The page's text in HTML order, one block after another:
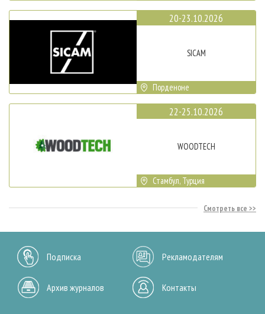
20-23.10.2026
SICAM
Порденоне
22-25.10.2026
WOODTECH
Стамбул, Турция
Смотреть все
Подписка Рекламодателям
Архив журналов Контакты